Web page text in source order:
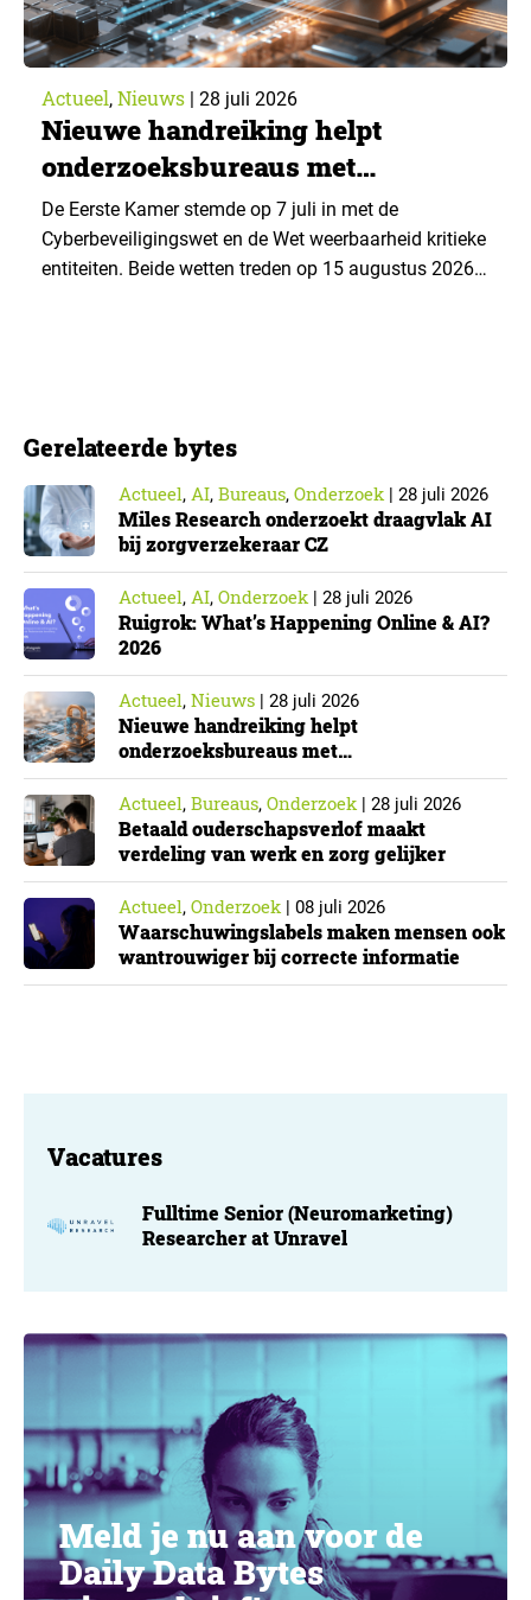
Actueel, Nieuws | 28 juli 2026
Nieuwe handreiking helpt
onderzoeksbureaus met
Cyberbeveiligingswet
De Eerste Kamer stemde op 7 juli in met de
Cyberbeveiligingswet en de Wet weerbaarheid kritieke
entiteiten. Beide wetten treden op 15 augustus 2026
onderzoeksorganisatie. De toepasselijkheid…
Gerelateerde bytes
Actueel, AI, Bureaus, Onderzoek| 28 juli 2026
Miles Research onderzoekt draagvlak AI
bij zorgverzekeraar CZ
Actueel, AI, Onderzoek| 28 juli 2026
Ruigrok: What’s Happening Online & AI?
2026
Actueel, Nieuws | 28 juli 2026
Nieuwe handreiking helpt
onderzoeksbureaus met
Cyberbeveiligingswet
Actueel, Bureaus, Onderzoek| 28 juli 2026
Betaald ouderschapsverlof maakt
verdeling van werk en zorg gelijker
Actueel, Onderzoek| 08 juli 2026
Waarschuwingslabels maken mensen ook
wantrouwiger bij correcte informatie
Vacatures
Fulltime Senior (Neuromarketing)
Researcher at Unravel
Meld je nu aan voor de
Daily Data Bytes